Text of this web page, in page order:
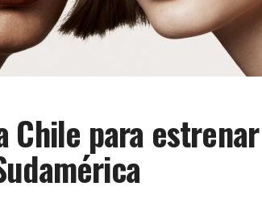
Chile para